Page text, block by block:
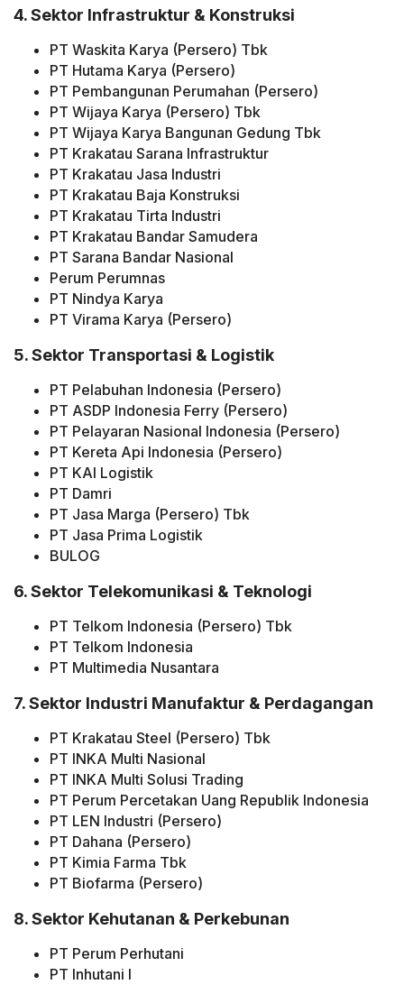
4. Sektor Infrastruktur & Konstruksi
PT Waskita Karya (Persero) Tbk
PT Hutama Karya (Persero)
PT Pembangunan Perumahan (Persero)
PT Wijaya Karya (Persero) Tbk
PT Wijaya Karya Bangunan Gedung Tbk
PT Krakatau Sarana Infrastruktur
PT Krakatau Jasa Industri
PT Krakatau Baja Konstruksi
PT Krakatau Tirta Industri
PT Krakatau Bandar Samudera
PT Sarana Bandar Nasional
Perum Perumnas
PT Nindya Karya
PT Virama Karya (Persero)
5. Sektor Transportasi & Logistik
PT Pelabuhan Indonesia (Persero)
PT ASDP Indonesia Ferry (Persero)
PT Pelayaran Nasional Indonesia (Persero)
PT Kereta Api Indonesia (Persero)
PT KAI Logistik
PT Damri
PT Jasa Marga (Persero) Tbk
PT Jasa Prima Logistik
BULOG
6. Sektor Telekomunikasi & Teknologi
PT Telkom Indonesia (Persero) Tbk
PT Telkom Indonesia
PT Multimedia Nusantara
7. Sektor Industri Manufaktur & Perdagangan
PT Krakatau Steel (Persero) Tbk
PT INKA Multi Nasional
PT INKA Multi Solusi Trading
PT Perum Percetakan Uang Republik Indonesia
PT LEN Industri (Persero)
PT Dahana (Persero)
PT Kimia Farma Tbk
PT Biofarma (Persero)
8. Sektor Kehutanan & Perkebunan
PT Perum Perhutani
PT Inhutani I